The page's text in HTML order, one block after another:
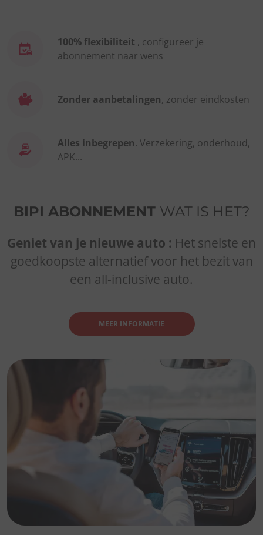
100% flexibiliteit , configureer je
abonnement naar wens
Zonder aanbetalingen, zonder eindkosten
Alles inbegrepen. Verzekering, onderhoud,
APK...
BIPI ABONNEMENT WAT IS HET?
Geniet van je nieuwe auto : Het snelste en
goedkoopste alternatief voor het bezit van
een all-inclusive auto.
MEER INFORMATIE